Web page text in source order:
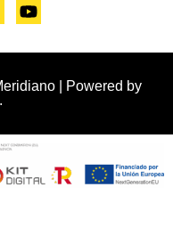
| Powered by